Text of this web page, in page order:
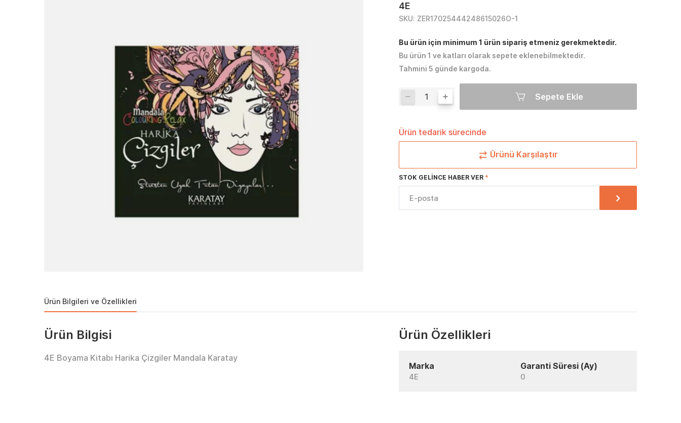
4E
SKU: ZER17025444248615026O-1
Bu ürün için minimum 1 ürün sipariş etmeniz gerekmektedir.
Bu ürün 1 ve katları olarak sepete eklenebilmektedir.
Tahmini 5 günde kargoda.
Sepete Ekle
Ürün tedarik sürecinde
Ürünü Karşılaştır
STOK GELINCE HABER VER
Ürün Bilgileri ve Özellikleri
Ürün Bilgisi
4E Boyama Kitabı Harika Çizgiler Mandala Karatay
Ürün Özellikleri
Marka
4E
Garanti Süresi (Ay)
0